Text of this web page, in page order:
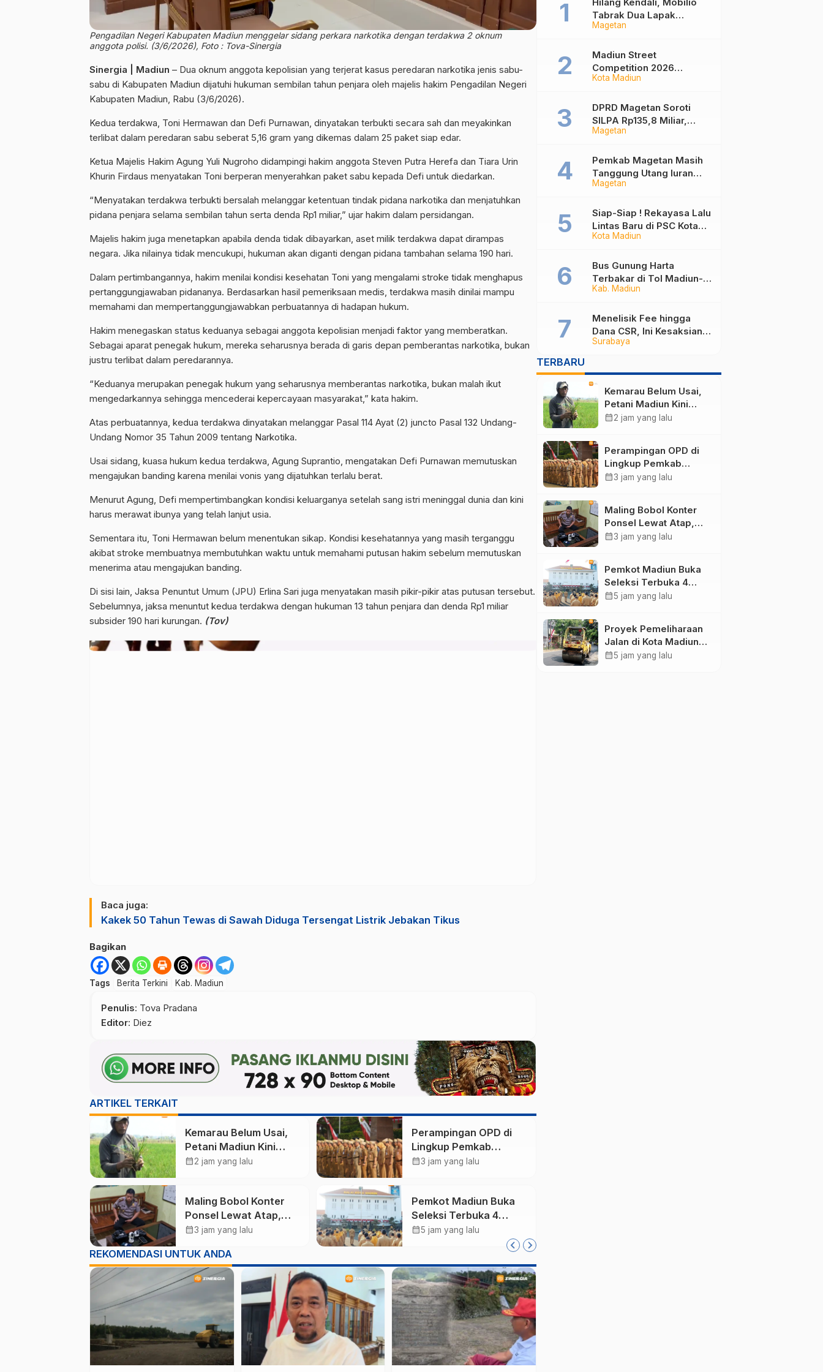
Pengadilan Negeri Kabupaten Madiun menggelar sidang perkara narkotika dengan terdakwa 2 oknum
anggota polisi. (3/6/2026), Foto : Tova-Sinergia
Sinergia | Madiun – Dua oknum anggota kepolisian yang terjerat kasus peredaran narkotika jenis sabu-
sabu di Kabupaten Madiun dijatuhi hukuman sembilan tahun penjara oleh majelis hakim Pengadilan Negeri
Kabupaten Madiun, Rabu (3/6/2026).
Kedua terdakwa, Toni Hermawan dan Defi Purnawan, dinyatakan terbukti secara sah dan meyakinkan
terlibat dalam peredaran sabu seberat 5,16 gram yang dikemas dalam 25 paket siap edar.
Ketua Majelis Hakim Agung Yuli Nugroho didampingi hakim anggota Steven Putra Herefa dan Tiara Urin
Khurin Firdaus menyatakan Toni berperan menyerahkan paket sabu kepada Defi untuk diedarkan.
“Menyatakan terdakwa terbukti bersalah melanggar ketentuan tindak pidana narkotika dan menjatuhkan
pidana penjara selama sembilan tahun serta denda Rp1 miliar,” ujar hakim dalam persidangan.
Majelis hakim juga menetapkan apabila denda tidak dibayarkan, aset milik terdakwa dapat dirampas
negara. Jika nilainya tidak mencukupi, hukuman akan diganti dengan pidana tambahan selama 190 hari.
Dalam pertimbangannya, hakim menilai kondisi kesehatan Toni yang mengalami stroke tidak menghapus
pertanggungjawaban pidananya. Berdasarkan hasil pemeriksaan medis, terdakwa masih dinilai mampu
memahami dan mempertanggungjawabkan perbuatannya di hadapan hukum.
Hakim menegaskan status keduanya sebagai anggota kepolisian menjadi faktor yang memberatkan.
Sebagai aparat penegak hukum, mereka seharusnya berada di garis depan pemberantas narkotika, bukan
justru terlibat dalam peredarannya.
“Keduanya merupakan penegak hukum yang seharusnya memberantas narkotika, bukan malah ikut
mengedarkannya sehingga mencederai kepercayaan masyarakat,” kata hakim.
Atas perbuatannya, kedua terdakwa dinyatakan melanggar Pasal 114 Ayat (2) juncto Pasal 132 Undang-
Undang Nomor 35 Tahun 2009 tentang Narkotika.
Usai sidang, kuasa hukum kedua terdakwa, Agung Suprantio, mengatakan Defi Purnawan memutuskan
mengajukan banding karena menilai vonis yang dijatuhkan terlalu berat.
Menurut Agung, Defi mempertimbangkan kondisi keluarganya setelah sang istri meninggal dunia dan kini
harus merawat ibunya yang telah lanjut usia.
Sementara itu, Toni Hermawan belum menentukan sikap. Kondisi kesehatannya yang masih terganggu
akibat stroke membuatnya membutuhkan waktu untuk memahami putusan hakim sebelum memutuskan
menerima atau mengajukan banding.
Di sisi lain, Jaksa Penuntut Umum (JPU) Erlina Sari juga menyatakan masih pikir-pikir atas putusan tersebut.
Sebelumnya, jaksa menuntut kedua terdakwa dengan hukuman 13 tahun penjara dan denda Rp1 miliar
subsider 190 hari kurungan. (Tov)
Baca juga:
Kakek 50 Tahun Tewas di Sawah Diduga Tersengat Listrik Jebakan Tikus
Bagikan
Tags Berita Terkini Kab. Madiun
Penulis: Tova Pradana
Editor: Diez
ARTIKEL TERKAIT
Kemarau Belum Usai,
Petani Madiun Kini
Dihantui Serangan
calendar_month2 jam yang lalu
Perampingan OPD di
Lingkup Pemkab
Madiun Tunggu
calendar_month3 jam yang lalu
Maling Bobol Konter
Ponsel Lewat Atap,
Gondol Uang Rp25
Ponorogo
calendar_month3 jam yang lalu
Pemkot Madiun Buka
Seleksi Terbuka 4
Jabatan Kepala OPD,
Pendaftaran Dibuka
2026
calendar_month5 jam yang lalu
REKOMENDASI UNTUK ANDA
Magetan
Tabrak Dua Lapak
Pedagang di Pasar
Kota Madiun
Madiun Street
Competition 2026
Ramaikan Balai Kota,
Muda dari Basket 3×3
hingga Mural
Magetan
DPRD Magetan Soroti
SILPA Rp135,8 Miliar,
Desak Pemkab
Bayar Proyek
Magetan
Pemkab Magetan Masih
Tanggung Utang Iuran
JKN Rp6 Miliar, Dampak
Tekanan Fiskal
Kota Madiun
Siap-Siap ! Rekayasa Lalu
Lintas Baru di PSC Kota
Madiun Berlaku, Ini Daftar
Kab. Madiun
Bus Gunung Harta
Terbakar di Tol Madiun-
Nganjuk, 30 Penumpang
Surabaya
Menelisik Fee hingga
Dana CSR, Ini Kesaksian
Tiga Kontraktor Soal
DPUPR Kota Madiun
TERBARU
Kemarau Belum Usai,
Petani Madiun Kini
Dihantui Serangan
calendar_month2 jam yang lalu
Perampingan OPD di
Lingkup Pemkab
Madiun Tunggu
calendar_month3 jam yang lalu
Maling Bobol Konter
Ponsel Lewat Atap,
Gondol Uang Rp25
calendar_month3 jam yang lalu
Pemkot Madiun Buka
Seleksi Terbuka 4
Jabatan Kepala OPD,
2026
calendar_month5 jam yang lalu
Proyek Pemeliharaan
Jalan di Kota Madiun
Dikebut, Seluruh Paket
calendar_month5 jam yang lalu